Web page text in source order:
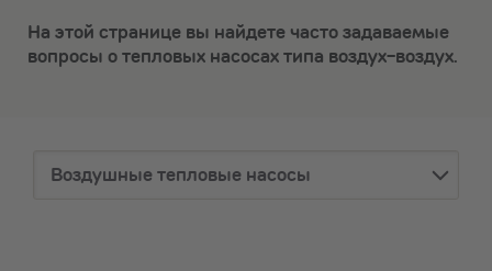
На этой странице вы найдете часто задаваемые
вопросы о тепловых насосах типа воздух-воздух.
Воздушные тепловые насосы